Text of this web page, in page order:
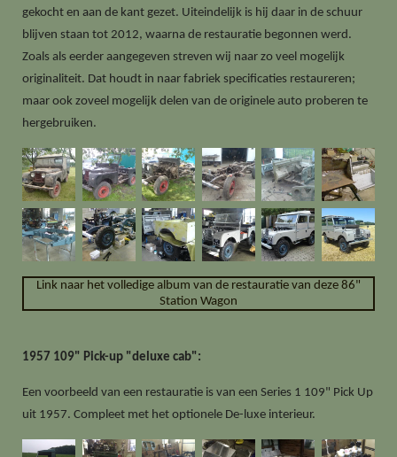
gekocht en aan de kant gezet. Uiteindelijk is hij daar in de schuur
blijven staan tot 2012, waarna de restauratie begonnen werd.
Zoals als eerder aangegeven streven wij naar zo veel mogelijk
originaliteit. Dat houdt in naar fabriek specificaties restaureren;
maar ook zoveel mogelijk delen van de originele auto proberen te
hergebruiken.
Link naar het volledige album van de restauratie van deze 86"
Station Wagon
1957 109" Pick-up "deluxe cab":
Een voorbeeld van een restauratie is van een Series 1 109" Pick Up
uit 1957. Compleet met het optionele De-luxe interieur.